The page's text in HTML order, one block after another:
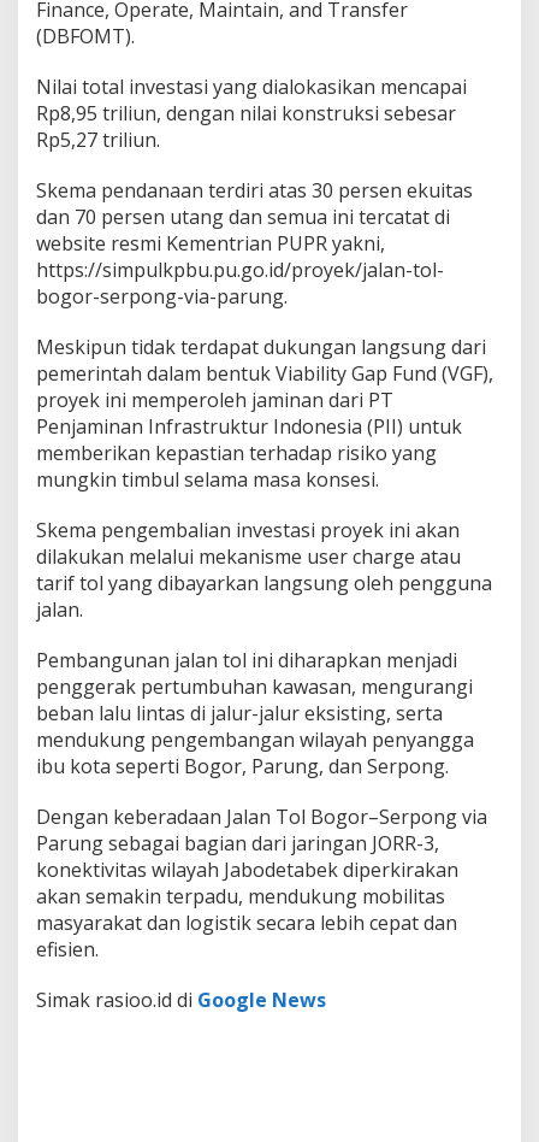
Finance, Operate, Maintain, and Transfer
(DBFOMT).
Nilai total investasi yang dialokasikan mencapai
Rp8,95 triliun, dengan nilai konstruksi sebesar
Rp5,27 triliun.
Skema pendanaan terdiri atas 30 persen ekuitas
dan 70 persen utang dan semua ini tercatat di
website resmi Kementrian PUPR yakni,
https://simpulkpbu.pu.go.id/proyek/jalan-tol-
bogor-serpong-via-parung.
Meskipun tidak terdapat dukungan langsung dari
pemerintah dalam bentuk Viability Gap Fund (VGF),
proyek ini memperoleh jaminan dari PT
Penjaminan Infrastruktur Indonesia (PII) untuk
memberikan kepastian terhadap risiko yang
mungkin timbul selama masa konsesi.
Skema pengembalian investasi proyek ini akan
dilakukan melalui mekanisme user charge atau
tarif tol yang dibayarkan langsung oleh pengguna
jalan.
Pembangunan jalan tol ini diharapkan menjadi
penggerak pertumbuhan kawasan, mengurangi
beban lalu lintas di jalur-jalur eksisting, serta
mendukung pengembangan wilayah penyangga
ibu kota seperti Bogor, Parung, dan Serpong.
Dengan keberadaan Jalan Tol Bogor–Serpong via
Parung sebagai bagian dari jaringan JORR-3,
konektivitas wilayah Jabodetabek diperkirakan
akan semakin terpadu, mendukung mobilitas
masyarakat dan logistik secara lebih cepat dan
efisien.
Simak rasioo.id di Google News